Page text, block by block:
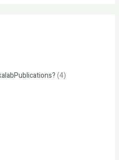
(4)